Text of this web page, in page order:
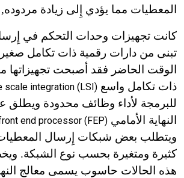
المعطيات مما يؤدي إِلى زيادة مردوده,
كانت تجهيزات وحدات التحكم في
تبنى من دارات رقمية ذات تكامل
الوقت الحاضر فقد أصبحت تجهيزاتها
ذات تكامل واسع scale integration (LSI)
للبرمجة لأداء وظائف محدودة ويطلق
النهاية الأمامي end processor (FEP)
ويتطلب بعض شبكات إِرسال
كثيرة ومتغيرة بحسب نوع الشبكة.
هذه الحالات حاسوب يسمى معالج